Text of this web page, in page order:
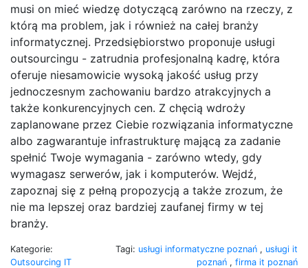
musi on mieć wiedzę dotyczącą zarówno na rzeczy, z
którą ma problem, jak i również na całej branży
informatycznej. Przedsiębiorstwo proponuje usługi
outsourcingu - zatrudnia profesjonalną kadrę, która
oferuje niesamowicie wysoką jakość usług przy
jednoczesnym zachowaniu bardzo atrakcyjnych a
także konkurencyjnych cen. Z chęcią wdroży
zaplanowane przez Ciebie rozwiązania informatyczne
albo zagwarantuje infrastrukturę mającą za zadanie
spełnić Twoje wymagania - zarówno wtedy, gdy
wymagasz serwerów, jak i komputerów. Wejdź,
zapoznaj się z pełną propozycją a także zrozum, że
nie ma lepszej oraz bardziej zaufanej firmy w tej
branży.
Kategorie:
Outsourcing IT
Tagi: usługi informatyczne poznań , usługi it
poznań , firma it poznań